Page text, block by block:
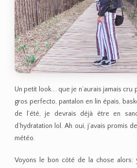
Un petit look…. que je n’aurais jamais cru
gros perfecto, pantalon en lin épais,
de l’été, je devrais déjà être en
d’hydratation lol. Ah oui, j’avais promis
météo.
Voyons le bon côté de la chose